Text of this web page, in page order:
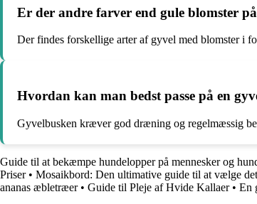
Er der andre farver end gule blomster
Der findes forskellige arter af gyvel med blomster i
Hvordan kan man bedst passe på en
Gyvelbusken kræver god dræning og regelmæssig
Guide til at bekæmpe hundelopper på mennesker og
Priser• Mosaikbord: Den ultimative guide til at vælge
ananas æbletræer• Guide til Pleje af Hvide Kallaer• En